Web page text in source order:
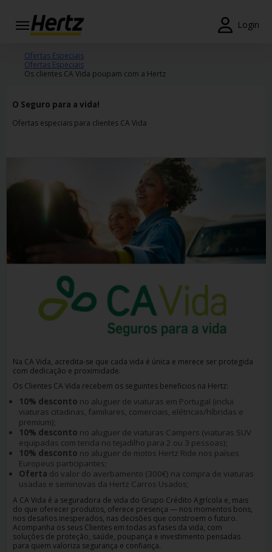
Login
Reservas
Modificar/Cancelar
Estações
Overview
Carrinhas
Carros
Carros
Premium
Produtos
e
Serviços
Campers
Alugueres
Mensais
Campanhas
Ofertas Especiais
Ofertas Especiais
Os clientes CA Vida poupam com a Hertz
O Seguro para a vida!
Ofertas especiais para clientes CA Vida
Na CA Vida, acredita-se que cada vida é única e merece ser protegida
com dedicação e proximidade.
Os Clientes CA Vida recebem os seguintes beneficios na Hertz:
10% desconto no aluguer de viaturas em Portugal (inclui
viaturas citadinas, familiares, comerciais, elétricas/híbridas e
premium);
10% desconto no aluguer de viaturas Campers (viaturas SUV
equipadas com tenda no tejadilho para 2 ou 3 pessoas);
10% desconto no aluguer de motos Hertz Ride nos países
Europeus participantes;
Oferta do valor do averbamento (300€) na compra de viaturas
usadas e seminovas da Hertz Carros Usados;
A CA Vida é a seguradora de vida do Grupo Crédito Agrícola e, mais
do que oferecer produtos, oferece presença — nos momentos bons,
nos desafios inesperados, nas decisões que constroem o futuro.
Acompanha os seus Clientes em todas as fases da vida, com
soluções de proteção, saúde, poupança e investimento pensadas
para quem valoriza segurança e confiança.